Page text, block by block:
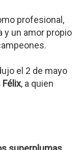
profesional,
y un amor propio
el 2 de mayo
Félix, a quien